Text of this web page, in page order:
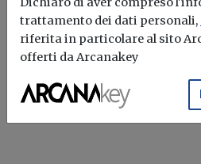
trattamento dei dati personali,
riferita in particolare al sito
offerti da Arcanakey